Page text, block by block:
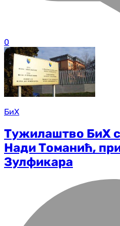
0
БиХ
Тужилаштво БиХ
Нади Томанић,
Зулфикара